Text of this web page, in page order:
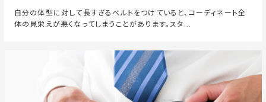
自分の体型に対して長すぎるベルトをつけていると、コーディネート全
体の見栄えが悪くなってしまうことがあります。スタ...